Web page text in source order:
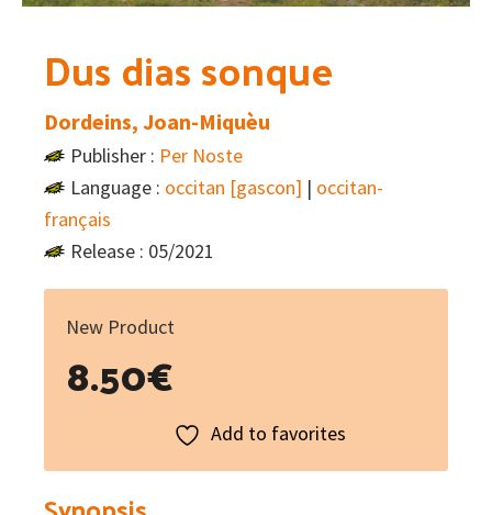
Dus dias sonque
Dordeins, Joan-Miquèu
Publisher : Per Noste
Language : occitan [gascon] | occitan-
français
Release : 05/2021
New Product
8.50€
Add to favorites